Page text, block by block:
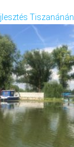
Tiszanánán